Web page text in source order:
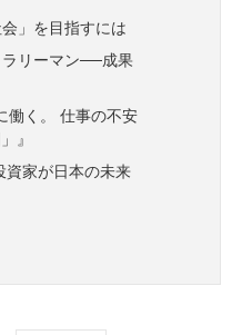
」を目指すには
ラリーマン──成果
働く。 仕事の不安
』
資家が日本の未来